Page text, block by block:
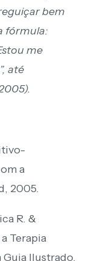
bem
fórmula:
me
até
a
2005.
R. &
Terapia
Ilustrado,